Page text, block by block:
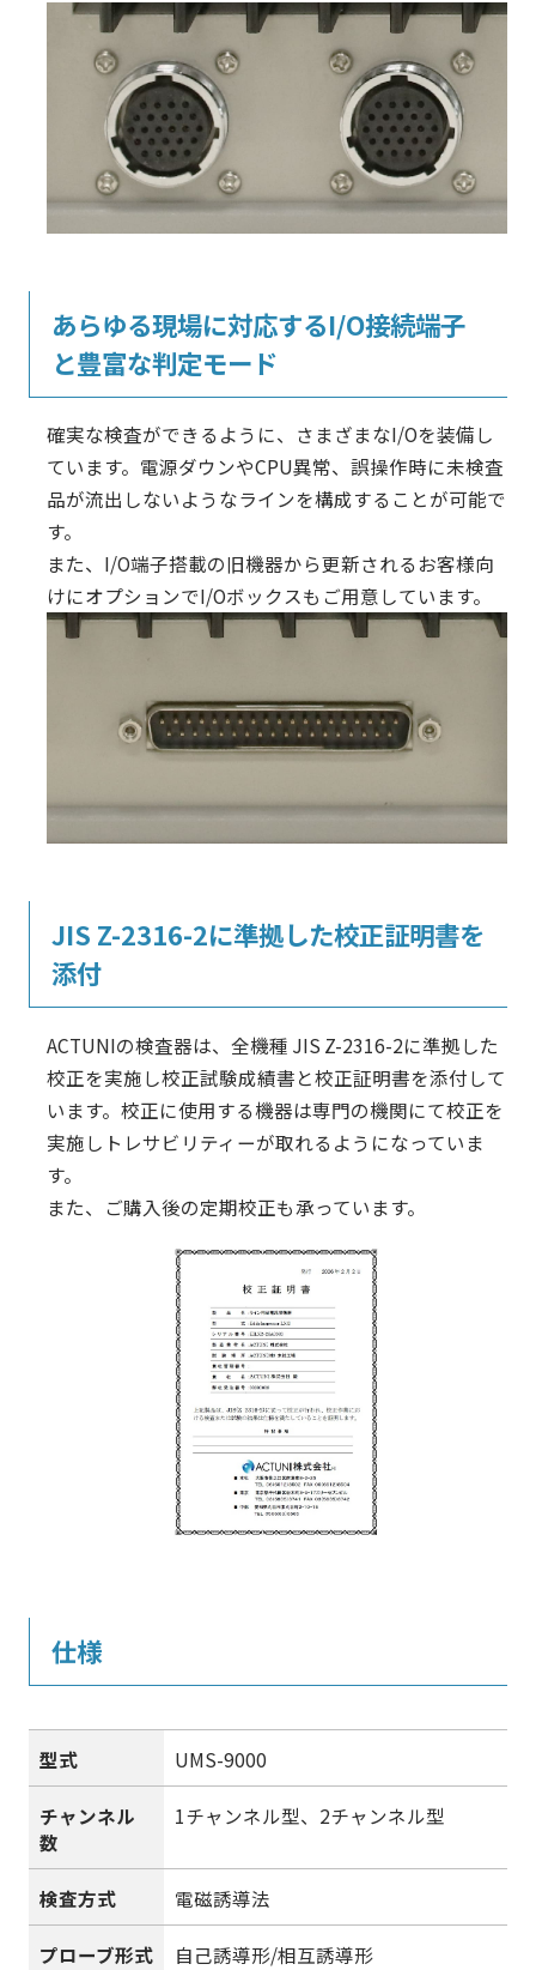
あらゆる現場に対応するI/O接続端子
と豊富な判定モード
確実な検査ができるように、さまざまなI/Oを装備し
ています。電源ダウンやCPU異常、誤操作時に未検査
品が流出しないようなラインを構成することが可能で
す。
また、I/O端子搭載の旧機器から更新されるお客様向
けにオプションでI/Oボックスもご用意しています。
JIS Z-2316-2に準拠した校正証明書を
添付
ACTUNIの検査器は、全機種 JIS Z-2316-2に準拠した
校正を実施し校正試験成績書と校正証明書を添付して
います。校正に使用する機器は専門の機関にて校正を
実施しトレサビリティーが取れるようになっていま
す。
また、ご購入後の定期校正も承っています。
仕様
型式 UMS-9000
チャンネル
数
1チャンネル型、2チャンネル型
検査方式 電磁誘導法
プローブ形式 自己誘導形/相互誘導形